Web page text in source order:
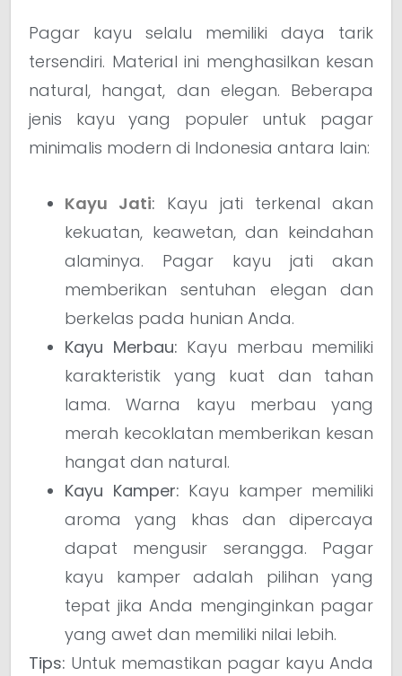
Pagar kayu selalu memiliki daya tarik
tersendiri. Material ini menghasilkan kesan
natural, hangat, dan elegan. Beberapa
jenis kayu yang populer untuk pagar
minimalis modern di Indonesia antara lain:
Kayu Jati: Kayu jati terkenal akan
kekuatan, keawetan, dan keindahan
alaminya. Pagar kayu jati akan
memberikan sentuhan elegan dan
berkelas pada hunian Anda.
Kayu Merbau: Kayu merbau memiliki
karakteristik yang kuat dan tahan
lama. Warna kayu merbau yang
merah kecoklatan memberikan kesan
hangat dan natural.
Kayu Kamper: Kayu kamper memiliki
aroma yang khas dan dipercaya
dapat mengusir serangga. Pagar
kayu kamper adalah pilihan yang
tepat jika Anda menginginkan pagar
yang awet dan memiliki nilai lebih.
Tips: Untuk memastikan pagar kayu Anda